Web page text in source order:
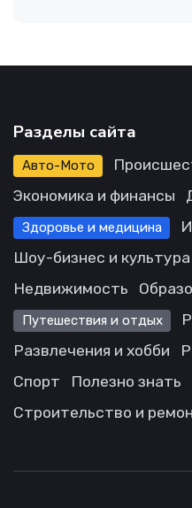
Разделы сайта
Авто-Мото
Экономика и финансы
Здоровье и медицина
Шоу-бизнес и культура
Недвижимость
Путешествия и отдых
Развлечения и хобби
Спорт
Полезно знать
Строительство и